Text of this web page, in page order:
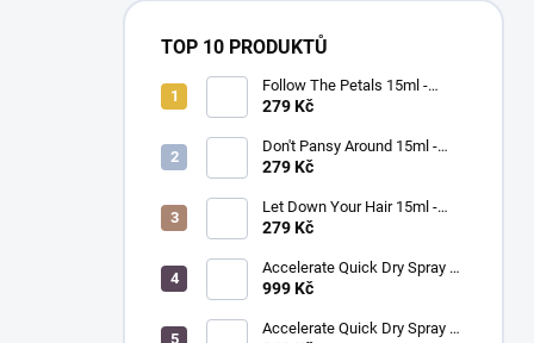
TOP 10 PRODUKTŮ
Follow The Petals 15ml -
MORGAN TAYLOR - lak na
279 Kč
Don't Pansy Around 15ml -
MORGAN TAYLOR - lak na
279 Kč
Let Down Your Hair 15ml -
MORGAN TAYLOR - lak na
279 Kč
Accelerate Quick Dry Spray &
Drops 240ml - MORGAN
(sprej)
999 Kč
Accelerate Quick Dry Spray &